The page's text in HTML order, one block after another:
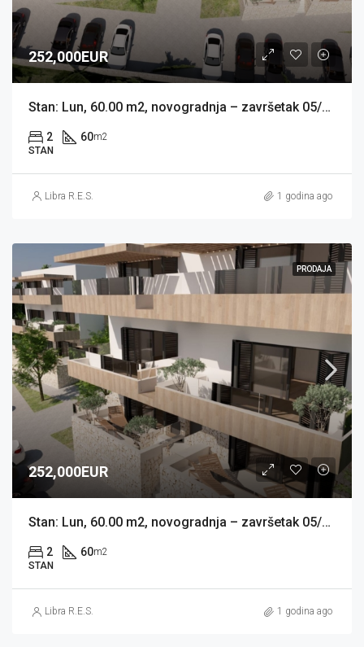
252,000EUR
Stan: Lun, 60.00 m2, novogradnja – završetak 05/2026 (prodaja)
2 60m2
STAN
Libra R.E.S. 1 godina ago
PRODAJA
252,000EUR
Stan: Lun, 60.00 m2, novogradnja – završetak 05/2026 (prodaja)
2 60m2
STAN
Libra R.E.S. 1 godina ago